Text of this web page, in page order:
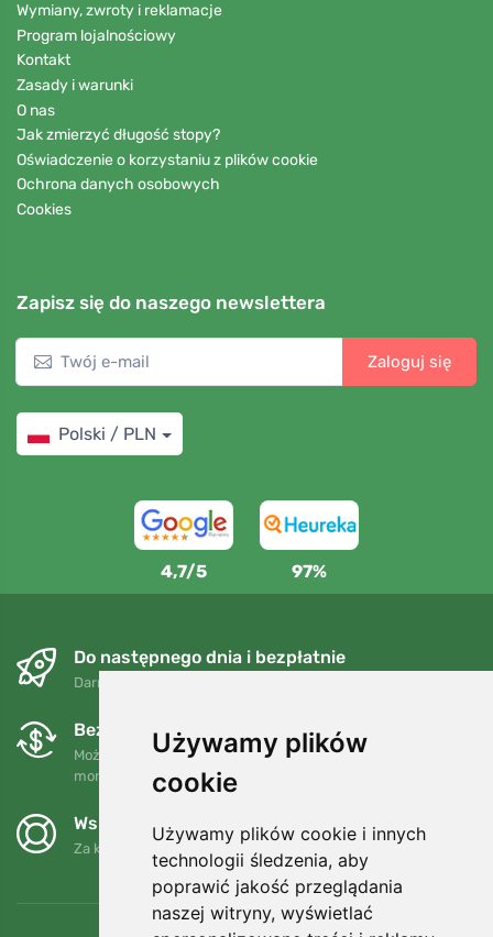
Używamy plików
cookie
Używamy plików cookie i innych
technologii śledzenia, aby
poprawić jakość przeglądania
naszej witryny, wyświetlać
Wymiany, zwroty i reklamacje
Program lojalnościowy
Kontakt
Zasady i warunki
O nas
Jak zmierzyć długość stopy?
Oświadczenie o korzystaniu z plików cookie
Ochrona danych osobowych
Cookies
Zapisz się do naszego newslettera
Zaloguj się
Polski / PLN
4,7/5 97%
Do następnego dnia i bezpłatnie
Darmowa wysyłka dla zamówień powyżej 250 PLN
Bezpłatne wymiany i zwroty
Możesz zwrócić lub wymienić swoje zamówienie w dowolnym
momencie w ciągu 90 dni.
Wspieramy Trees.org
Za każde zamówienie sadzimy drzewo! Czytaj więcej